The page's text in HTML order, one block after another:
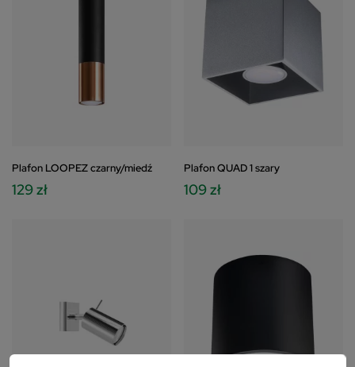
Plafon LOOPEZ czarny/miedź
129 zł
Plafon QUAD 1 szary
109 zł